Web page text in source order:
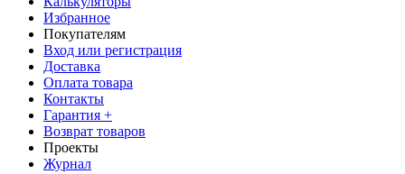
Избранное
Покупателям
Вход или регистрация
Доставка
Оплата товара
Контакты
Гарантия +
Возврат товаров
Проекты
Журнал